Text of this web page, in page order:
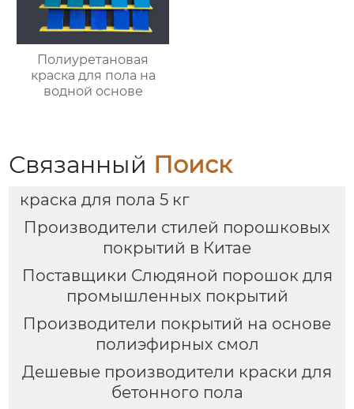
Полиуретановая
краска для пола на
водной основе
Связанный Поиск
краска для пола 5 кг
Производители стилей порошковых
покрытий в Китае
Поставщики Слюдяной порошок для
промышленных покрытий
Производители покрытий на основе
полиэфирных смол
Дешевые производители краски для
бетонного пола